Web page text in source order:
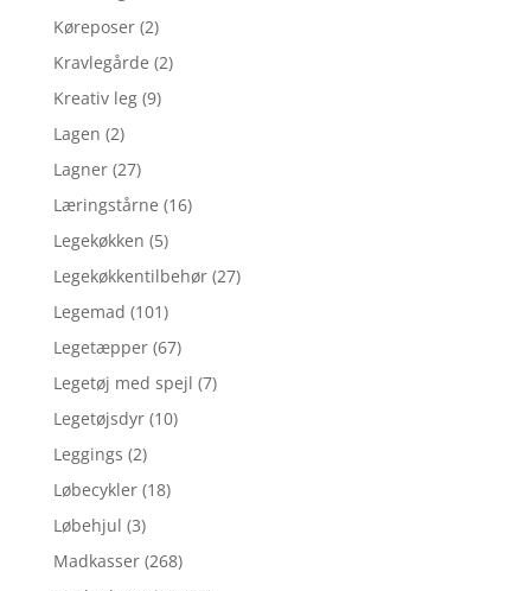
Køreposer (2)
Kravlegårde (2)
Kreativ leg (9)
Lagen (2)
Lagner (27)
Læringstårne (16)
Legekøkken (5)
Legekøkkentilbehør (27)
Legemad (101)
Legetæpper (67)
Legetøj med spejl (7)
Legetøjsdyr (10)
Leggings (2)
Løbecykler (18)
Løbehjul (3)
Madkasser (268)